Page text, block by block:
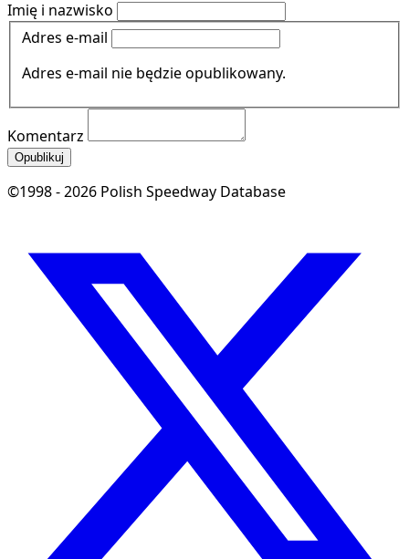
Imię i nazwisko
Adres e-mail
Adres e-mail nie będzie opublikowany.
Komentarz
Opublikuj
©1998 - 2026 Polish Speedway Database